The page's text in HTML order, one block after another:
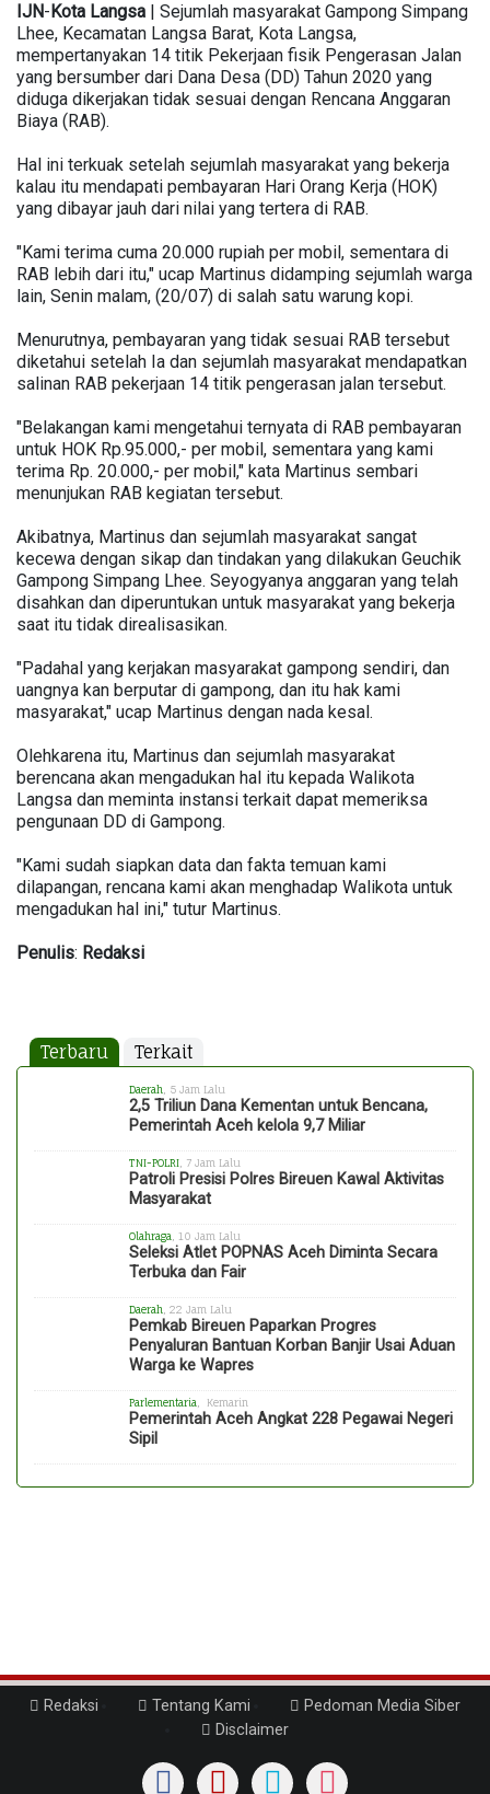
IJN-Kota Langsa | Sejumlah masyarakat Gampong Simpang
Lhee, Kecamatan Langsa Barat, Kota Langsa,
mempertanyakan 14 titik Pekerjaan fisik Pengerasan Jalan
yang bersumber dari Dana Desa (DD) Tahun 2020 yang
diduga dikerjakan tidak sesuai dengan Rencana Anggaran
Biaya (RAB).
Hal ini terkuak setelah sejumlah masyarakat yang bekerja
kalau itu mendapati pembayaran Hari Orang Kerja (HOK)
yang dibayar jauh dari nilai yang tertera di RAB.
"Kami terima cuma 20.000 rupiah per mobil, sementara di
RAB lebih dari itu," ucap Martinus didamping sejumlah warga
lain, Senin malam, (20/07) di salah satu warung kopi.
Menurutnya, pembayaran yang tidak sesuai RAB tersebut
diketahui setelah Ia dan sejumlah masyarakat mendapatkan
salinan RAB pekerjaan 14 titik pengerasan jalan tersebut.
"Belakangan kami mengetahui ternyata di RAB pembayaran
untuk HOK Rp.95.000,- per mobil, sementara yang kami
terima Rp. 20.000,- per mobil," kata Martinus sembari
menunjukan RAB kegiatan tersebut.
Akibatnya, Martinus dan sejumlah masyarakat sangat
kecewa dengan sikap dan tindakan yang dilakukan Geuchik
Gampong Simpang Lhee. Seyogyanya anggaran yang telah
disahkan dan diperuntukan untuk masyarakat yang bekerja
saat itu tidak direalisasikan.
"Padahal yang kerjakan masyarakat gampong sendiri, dan
uangnya kan berputar di gampong, dan itu hak kami
masyarakat," ucap Martinus dengan nada kesal.
Olehkarena itu, Martinus dan sejumlah masyarakat
berencana akan mengadukan hal itu kepada Walikota
Langsa dan meminta instansi terkait dapat memeriksa
pengunaan DD di Gampong.
"Kami sudah siapkan data dan fakta temuan kami
dilapangan, rencana kami akan menghadap Walikota untuk
mengadukan hal ini," tutur Martinus.
Penulis: Redaksi
Terbaru Terkait
Daerah , 5 Jam Lalu
2,5 Triliun Dana Kementan untuk Bencana,
Pemerintah Aceh kelola 9,7 Miliar
TNI-POLRI , 7 Jam Lalu
Patroli Presisi Polres Bireuen Kawal Aktivitas
Masyarakat
Olahraga , 10 Jam Lalu
Seleksi Atlet POPNAS Aceh Diminta Secara
Terbuka dan Fair
Daerah , 22 Jam Lalu
Pemkab Bireuen Paparkan Progres
Penyaluran Bantuan Korban Banjir Usai Aduan
Warga ke Wapres
Parlementaria , Kemarin
Pemerintah Aceh Angkat 228 Pegawai Negeri
Sipil
Redaksi Tentang Kami
Pedoman Media Siber
Disclaimer